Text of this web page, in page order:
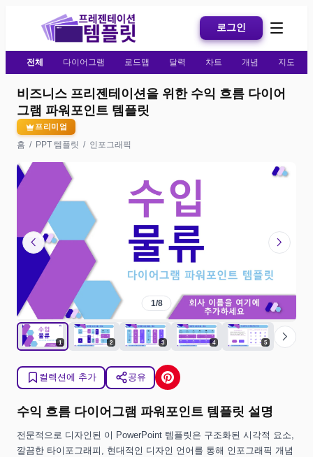
로그인
전체 다이어그램 로드맵 달력 차트 개념 지도
비즈니스 프리젠테이션을 위한 수익 흐름 다이어
그램 파워포인트 템플릿
프리미엄
홈 / PPT 템플릿 / 인포그래픽
chevron_left chevron_right
1/8
1 2 3 4 5 chevron_right
컬렉션에 추가 공유
수익 흐름 다이어그램 파워포인트 템플릿 설명
전문적으로 디자인된 이 PowerPoint 템플릿은 구조화된 시각적 요소,
깔끔한 타이포그래피, 현대적인 디자인 언어를 통해 인포그래픽 개념